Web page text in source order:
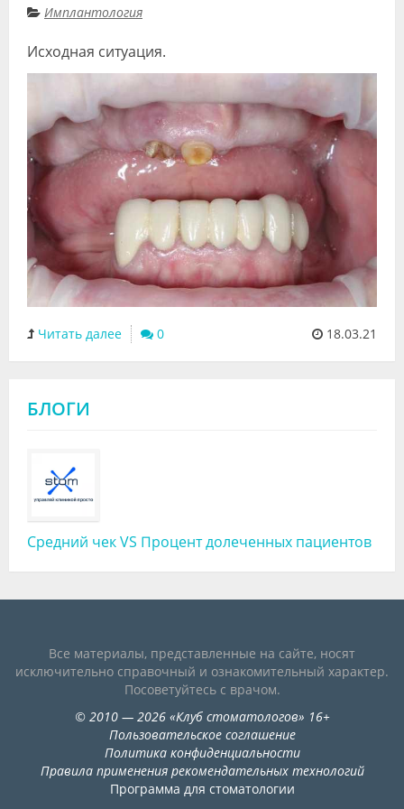
Видео
Форум
Специалисты
Галерея
Блоги
Лаборатории
Имплантология
Исходная ситуация.
Читать далее 0 18.03.21
БЛОГИ
Средний чек VS Процент долеченных пациентов
Все материалы, представленные на сайте, носят
исключительно справочный и ознакомительный характер.
Посоветуйтесь с врачом.
© 2010— 2026«Клуб стоматологов» 16+
Пользовательское соглашение
Политика конфиденциальности
Правила применения рекомендательных технологий
Программа для стоматологии